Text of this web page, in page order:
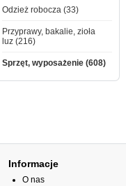
Odzież robocza (33)
Przyprawy, bakalie, zioła
luz (216)
Sprzęt, wyposażenie (608)
Informacje
O nas